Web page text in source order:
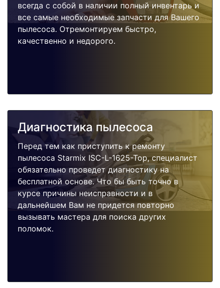
всегда с собой в наличии полный инвентарь и
все самые необходимые запчасти для Вашего
пылесоса. Отремонтируем быстро,
качественно и недорого.
Диагностика пылесоса
Перед тем как приступить к ремонту
пылесоса Starmix ISC-L-1625-Top, специалист
обязательно проведет диагностику на
бесплатной основе. Что бы быть точно в
курсе причины неисправности и в
дальнейшем Вам не придется повторно
вызывать мастера для поиска других
поломок.